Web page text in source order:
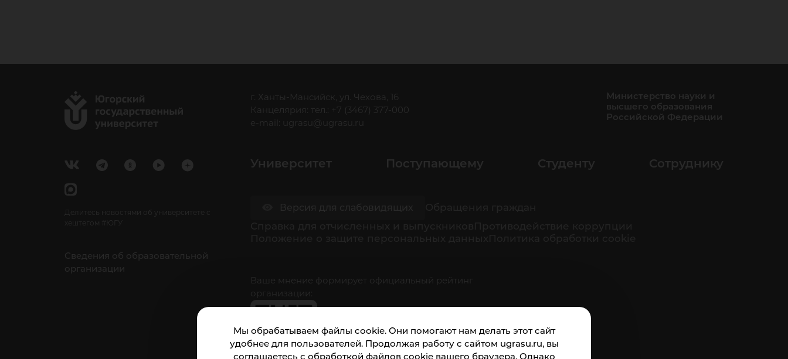
Мы обрабатываем файлы cookie. Они помогают нам делать этот сайт
удобнее для пользователей. Продолжая работу с сайтом ugrasu.ru, вы
соглашаетесь с обработкой файлов cookie вашего браузера. Однако
Делитесь новостями об университете с
хештегом #ЮГУ
Сведения об образовательной
организации
г. Ханты-Мансийск, ул. Чехова, 16
Канцелярия: тел.: +7 (3467) 377-000
e-mail:
ugrasu@ugrasu.ru
Министерство науки и
высшего образования
Российской Федерации
Университет Поступающему Студенту Сотруднику
Ваше мнение формирует официальный рейтинг
организации: